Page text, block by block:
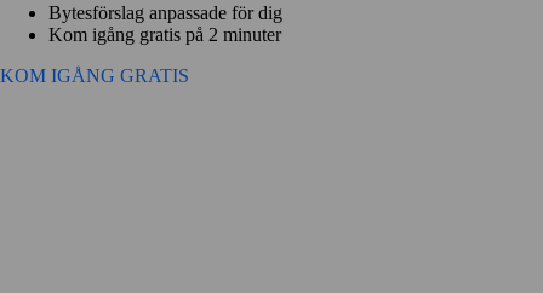
Bytesförslag anpassade för dig
Kom igång gratis på 2 minuter
KOM IGÅNG GRATIS